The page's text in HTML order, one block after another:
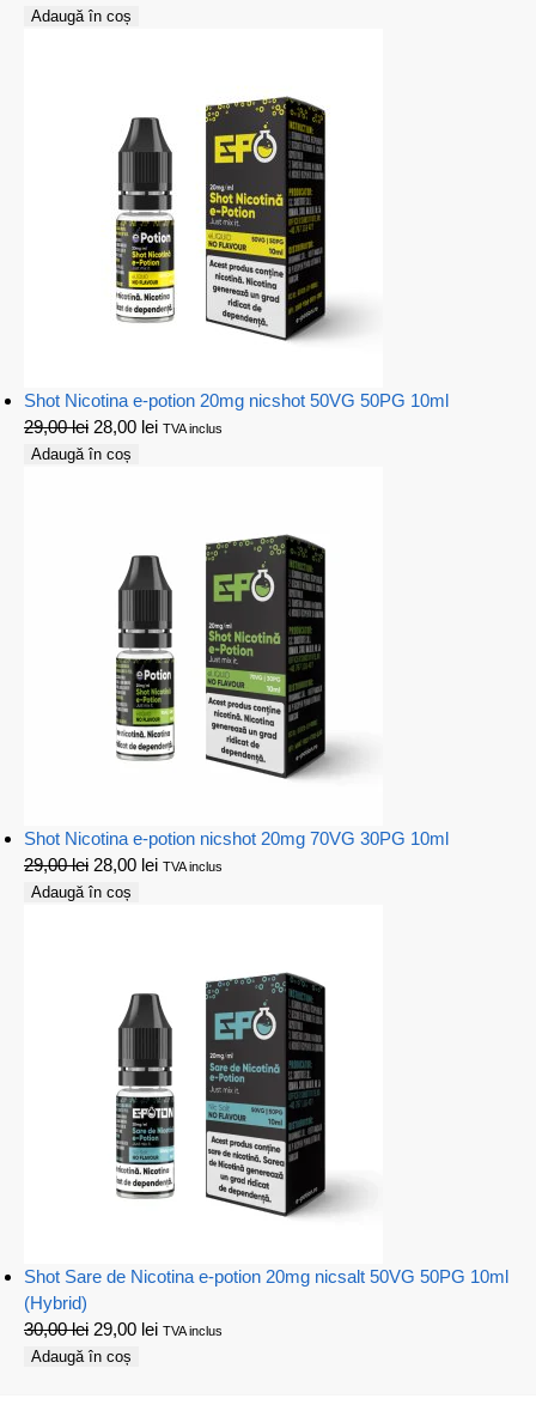
Adaugă în coș
Shot Nicotina e-potion 20mg nicshot 50VG 50PG 10ml
29,00lei 28,00 lei TVA inclus
Adaugă în coș
Shot Nicotina e-potion nicshot 20mg 70VG 30PG 10ml
29,00lei 28,00 lei TVA inclus
Adaugă în coș
Shot Sare de Nicotina e-potion 20mg nicsalt 50VG 50PG 10ml
(Hybrid)
30,00lei 29,00 lei TVA inclus
Adaugă în coș